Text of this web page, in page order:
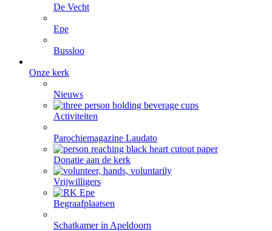
De Vecht
Epe
Bussloo
Onze kerk
Nieuws
Activiteiten
Parochiemagazine Laudato
Donatie aan de kerk
Vrijwilligers
Begraafplaatsen
Schatkamer in Apeldoorn